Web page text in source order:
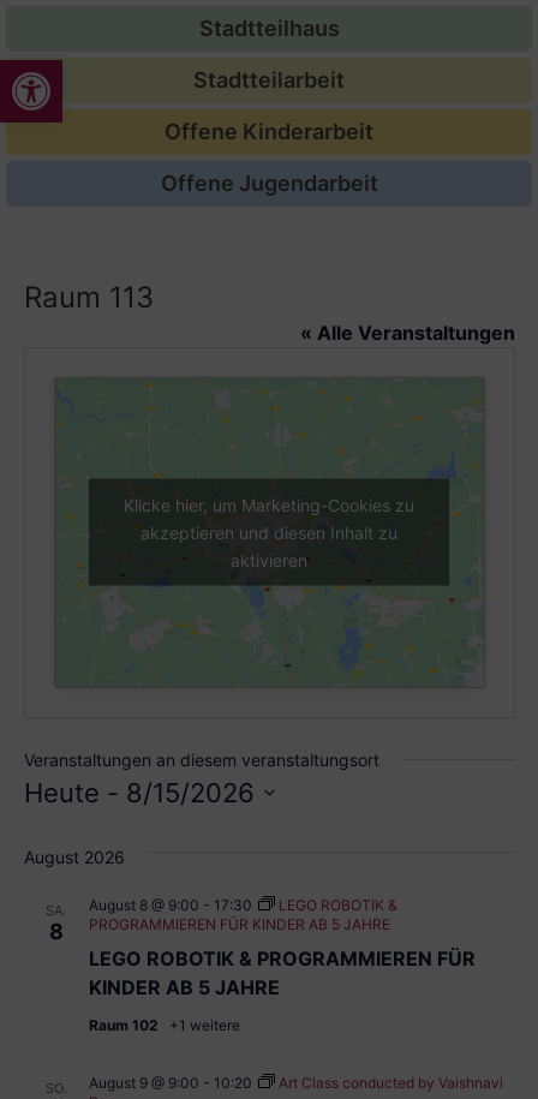
Werkzeugleiste öffnen
Stadtteilhaus
Stadtteilarbeit
Offene Kinderarbeit
Offene Jugendarbeit
Raum 113
« Alle Veranstaltungen
Klicke hier, um Marketing-Cookies zu
akzeptieren und diesen Inhalt zu
aktivieren
Veranstaltungen an diesem veranstaltungsort
Heute - 8/15/2026
August 2026
SA.
8
LEGO ROBOTIK & PROGRAMMIEREN FÜR
KINDER AB 5 JAHRE
August 8 @ 9:00 - 17:30
LEGO ROBOTIK &
PROGRAMMIEREN FÜR KINDER AB 5 JAHRE
Raum 102 +1 weitere
SO. August 9 @ 9:00 - 10:20
Art Class conducted by Vaishnavi